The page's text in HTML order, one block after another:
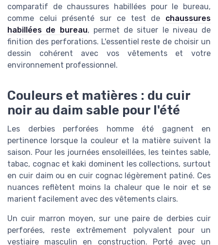
comparatif de chaussures habillées pour le bureau,
comme celui présenté sur ce test de chaussures
habillées de bureau, permet de situer le niveau de
finition des perforations. L'essentiel reste de choisir un
dessin cohérent avec vos vêtements et votre
environnement professionnel.
Couleurs et matières : du cuir
noir au daim sable pour l'été
Les derbies perforées homme été gagnent en
pertinence lorsque la couleur et la matière suivent la
saison. Pour les journées ensoleillées, les teintes sable,
tabac, cognac et kaki dominent les collections, surtout
en cuir daim ou en cuir cognac légèrement patiné. Ces
nuances reflètent moins la chaleur que le noir et se
marient facilement avec des vêtements clairs.
Un cuir marron moyen, sur une paire de derbies cuir
perforées, reste extrêmement polyvalent pour un
vestiaire masculin en construction. Porté avec un